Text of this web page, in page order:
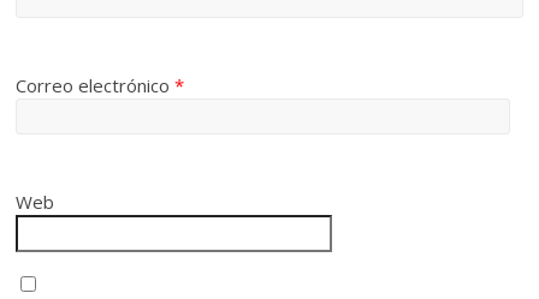
Correo electrónico*
Web